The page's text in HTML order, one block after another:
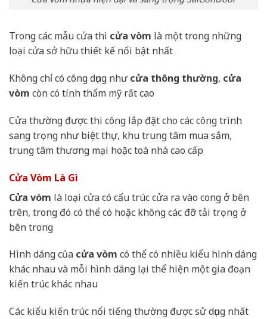
Trong các mẫu cửa thì cửa vòm là một trong những
loại cửa sở hữu thiết kế nổi bật nhất
Không chỉ có công dụng nhưcửa thông thường, cửa
vòm còn có tính thẩm mỹ rất cao
Cửa thường được thi công lắp đặt cho các công trình
sang trọng như biệt thự, khu trung tâm mua sắm,
trung tâm thương mại hoặc toà nhà cao cấp
Cửa Vòm Là Gì
Cửa vòm là loại cửa có cấu trúc cửa ra vào cong ở bên
trên, trong đó có thể có hoặc không các đỡ tải trọng ở
bên trong
Hình dáng của cửa vòm có thể có nhiều kiểu hình dáng
khác nhau và mỗi hình dáng lại thể hiện một gia đoạn
kiến trúc khác nhau
Các kiểu kiến trúc nổi tiếng thường được sử dụng nhất